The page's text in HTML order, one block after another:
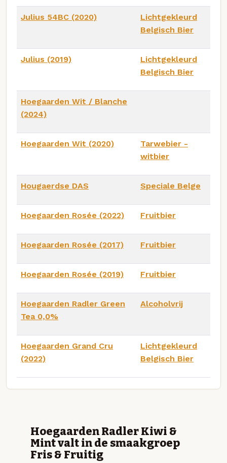
Julius 54BC (2020)
Lichtgekleurd
Belgisch Bier
Julius (2019)
Lichtgekleurd
Belgisch Bier
Hoegaarden Wit / Blanche
(2024)
Hoegaarden Wit (2020)
Tarwebier -
witbier
Hougaerdse DAS Speciale Belge
Hoegaarden Rosée (2022) Fruitbier
Hoegaarden Rosée (2017) Fruitbier
Hoegaarden Rosée (2019) Fruitbier
Hoegaarden Radler Green
Tea 0,0%
Alcoholvrij
Hoegaarden Grand Cru
(2022)
Lichtgekleurd
Belgisch Bier
Hoegaarden Radler Kiwi &
Mint valt in de smaakgroep
Fris & Fruitig